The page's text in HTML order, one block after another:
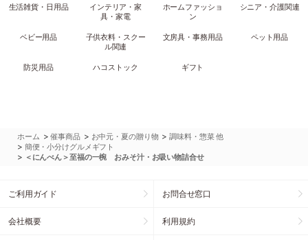
生活雑貨・日用品
インテリア・家
具・家電
ホームファッショ
ン
シニア・介護関連
ベビー用品
子供衣料・スクー
ル関連
文房具・事務用品 ペット用品
防災用品 ハコストック ギフト
ホーム >催事商品 > お中元・夏の贈り物 >調味料・惣菜 他
> 簡便・小分けグルメギフト
> ＜にんべん＞至福の一椀 おみそ汁・お吸い物詰合せ
ご利用ガイド お問合せ窓口
会社概要 利用規約